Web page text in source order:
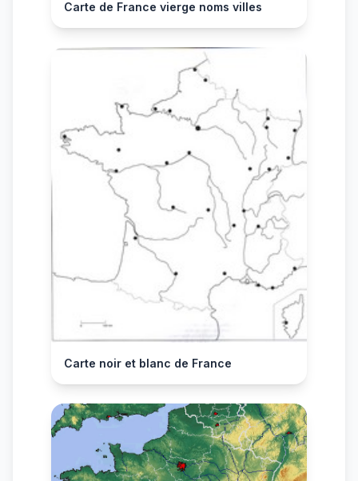
Carte de France vierge noms villes
Carte noir et blanc de France